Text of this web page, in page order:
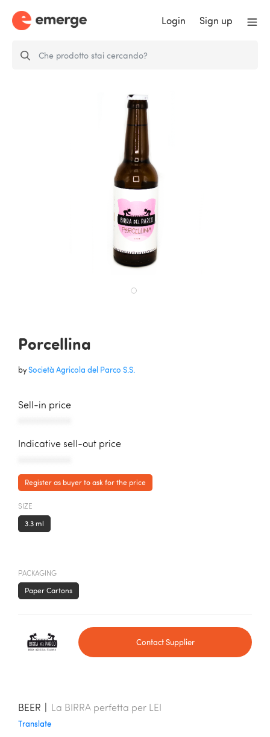
Login Sign up
Porcellina
bySocietà Agricola del Parco S.S.
Sell-in price
Indicative sell-out price
Register as buyer to ask for the price
SIZE
3.3 ml
PACKAGING
Paper Cartons
Contact Supplier
BEER
La BIRRA perfetta per LEI
Translate